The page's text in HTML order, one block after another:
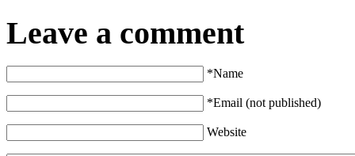
Leave a comment
*Name
*Email (not published)
Website